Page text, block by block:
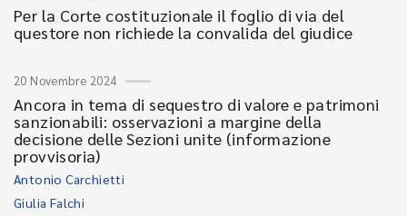
Per la Corte costituzionale il foglio di via del
questore non richiede la convalida del giudice
20 Novembre 2024
Ancora in tema di sequestro di valore e patrimoni
sanzionabili: osservazioni a margine della
decisione delle Sezioni unite (informazione
provvisoria)
Antonio Carchietti
Giulia Falchi